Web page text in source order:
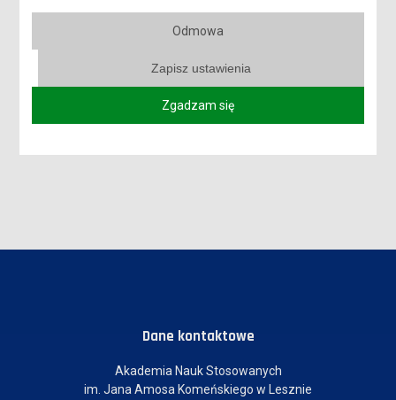
przedstawicielek wniosku o stypendia
Dane kontaktowe
Akademia Nauk Stosowanych
im. Jana Amosa Komeńskiego w Lesznie
Odmowa
Zapisz ustawienia
Zgadzam się